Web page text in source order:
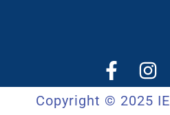
Copyright © 2025